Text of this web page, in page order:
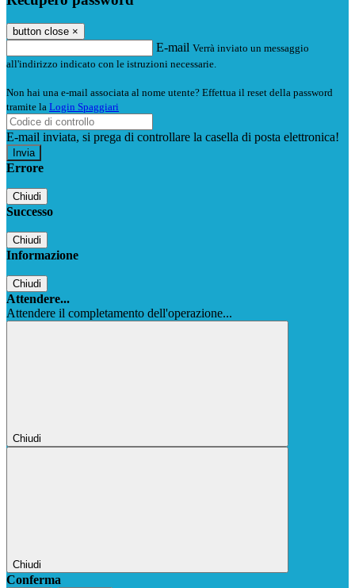
button close ×
E-mail Verrà inviato un messaggio
all'indirizzo indicato con le istruzioni necessarie.
Non hai una e-mail associata al nome utente? Effettua il reset della password
tramite la Login Spaggiari
E-mail inviata, si prega di controllare la casella di posta elettronica!
Errore
Chiudi
Successo
Chiudi
Informazione
Chiudi
Attendere...
Attendere il completamento dell'operazione...
Chiudi
Chiudi
Conferma